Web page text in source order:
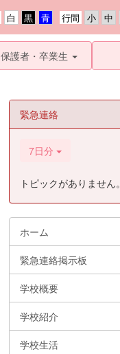
行間
保護者・卒業生
緊急連絡
7日分
トピックがありません。
ホーム
緊急連絡掲示板
学校概要
学校紹介
学校生活